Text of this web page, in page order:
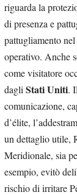
riguarda la
di presenza e
pattugliamento
operativo. Anche
come visitatore
dagli Stati Uniti.
comunicazione,
d’élite,
un dettaglio utile,
Meridionale, sia
esempio, evitò
rischio di irritare